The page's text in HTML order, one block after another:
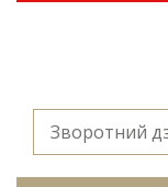
Зворотний